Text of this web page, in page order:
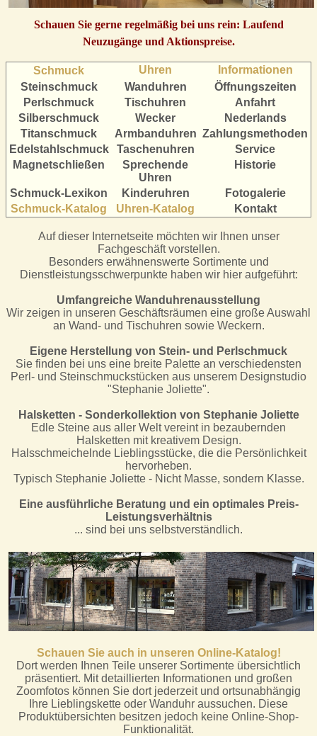
Schauen Sie gerne regelmäßig bei uns rein: Laufend
Neuzugänge und Aktionspreise.
Schmuck Uhren
Informationen
Steinschmuck
Wanduhren
Öffnungszeiten
Perlschmuck
Tischuhren
Anfahrt
Silberschmuck
Wecker
Nederlands
Titanschmuck
Armbanduhren Zahlungsmethoden
Edelstahlschmuck
Taschenuhren
Service
Magnetschließen
Sprechende
Uhren
Historie
Schmuck-Lexikon Kinderuhren
Fotogalerie
Schmuck-Katalog
Uhren-Katalog Kontakt
Auf dieser Internetseite möchten wir Ihnen unser
Fachgeschäft vorstellen.
Besonders erwähnenswerte Sortimente und
Dienstleistungsschwerpunkte haben wir hier aufgeführt:
Umfangreiche Wanduhrenausstellung
Wir zeigen in unseren Geschäftsräumen eine große Auswahl
an Wand- und Tischuhren sowie Weckern.
Eigene Herstellung von Stein- und Perlschmuck
Sie finden bei uns eine breite Palette an verschiedensten
Perl- und Steinschmuckstücken aus unserem Designstudio
"Stephanie Joliette".
Halsketten - Sonderkollektion von Stephanie Joliette
Edle Steine aus aller Welt vereint in bezaubernden
Halsketten mit kreativem Design.
Halsschmeichelnde Lieblingsstücke, die die Persönlichkeit
hervorheben.
Typisch Stephanie Joliette - Nicht Masse, sondern Klasse.
Eine ausführliche Beratung und ein optimales Preis-
Leistungsverhältnis
... sind bei uns selbstverständlich.
Schauen Sie auch in unseren Online-Katalog!
Dort werden Ihnen Teile unserer Sortimente übersichtlich
präsentiert. Mit detaillierten Informationen und großen
Zoomfotos können Sie dort jederzeit und ortsunabhängig
Ihre Lieblingskette oder Wanduhr aussuchen. Diese
Produktübersichten besitzen jedoch keine Online-Shop-
Funktionalität.